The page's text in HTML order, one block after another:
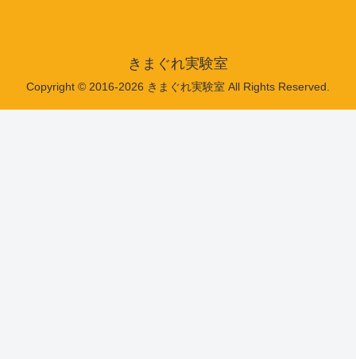
きまぐれ実験室
Copyright © 2016-2026 きまぐれ実験室 All Rights Reserved.